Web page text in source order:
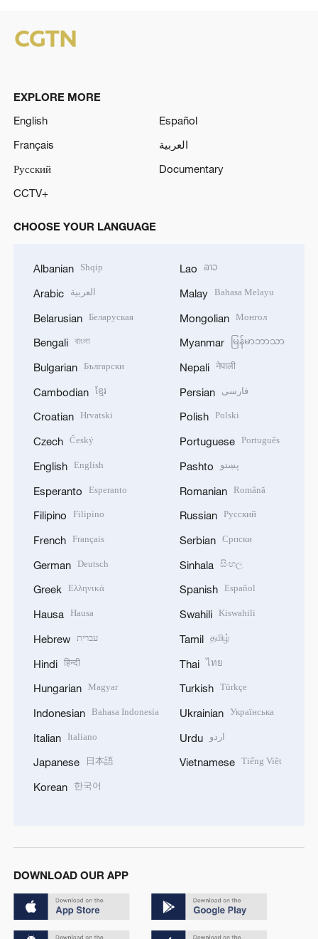
EXPLORE MORE
English
Español
Français
العربية
Русский
Documentary
CCTV+
CHOOSE YOUR LANGUAGE
Albanian Shqip
Arabic العربية
Belarusian Беларуская
Bengali বাংলা
Bulgarian Български
Cambodian ខ្មែរ
Croatian Hrvatski
Czech Český
English English
Esperanto Esperanto
Filipino Filipino
French Français
German Deutsch
Greek Ελληνικά
Hausa Hausa
Hebrew עברית
Hindi हिन्दी
Hungarian Magyar
Indonesian Bahasa Indonesia
Italian Italiano
Japanese 日本語
Korean 한국어
Lao ລາວ
Malay Bahasa Melayu
Mongolian Монгол
Myanmar မြန်မာဘာသာ
Nepali नेपाली
Persian فارسی
Polish Polski
Portuguese Português
Pashto پښتو
Romanian Română
Russian Русский
Serbian Српски
Sinhala සිංහල
Spanish Español
Swahili Kiswahili
Tamil தமிழ்
Thai ไทย
Turkish Türkçe
Ukrainian Українська
Urdu اردو
Vietnamese Tiếng Việt
DOWNLOAD OUR APP